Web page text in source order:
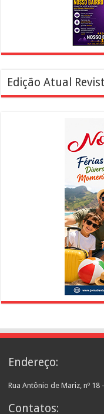
Edição Atual
Endereço:
Rua Antônio de Mariz, nº 18
Contatos: